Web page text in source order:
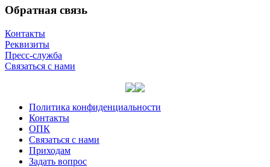
Обратная связь
Контакты
Реквизиты
Пресс-служба
Связаться с нами
Политика конфиденциальности
Контакты
ОПК
Связаться с нами
Приходам
Задать вопрос